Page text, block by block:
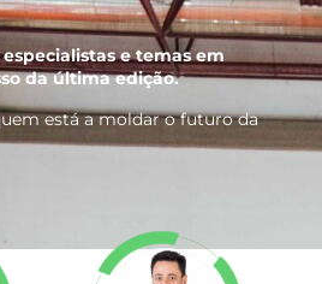
e temas em
da última edição.
está a moldar o futuro da